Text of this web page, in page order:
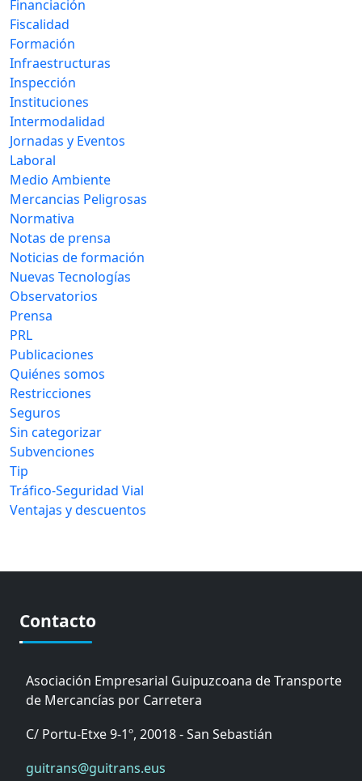
Financiación
Fiscalidad
Formación
Infraestructuras
Inspección
Instituciones
Intermodalidad
Jornadas y Eventos
Laboral
Medio Ambiente
Mercancias Peligrosas
Normativa
Notas de prensa
Noticias de formación
Nuevas Tecnologías
Observatorios
Prensa
PRL
Publicaciones
Quiénes somos
Restricciones
Seguros
Sin categorizar
Subvenciones
Tip
Tráfico-Seguridad Vial
Ventajas y descuentos
Contacto
Asociación Empresarial Guipuzcoana de Transporte
de Mercancías por Carretera
C/ Portu-Etxe 9-1º, 20018 - San Sebastián
guitrans@guitrans.eus